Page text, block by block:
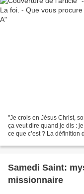
"Je crois en Jésus Christ,
ça veut dire quand je dis :
ce que c’est ? La définition
Samedi Saint:
missionnaire